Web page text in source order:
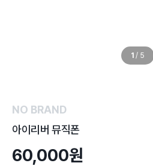
1 / 5
NO BRAND
아이리버 뮤직폰
60,000원